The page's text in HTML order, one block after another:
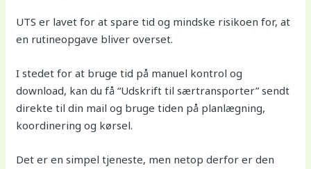
UTS er lavet for at spare tid og mindske risikoen for, at
en rutineopgave bliver overset.
I stedet for at bruge tid på manuel kontrol og
download, kan du få “Udskrift til særtransporter” sendt
direkte til din mail og bruge tiden på planlægning,
koordinering og kørsel.
Det er en simpel tjeneste, men netop derfor er den